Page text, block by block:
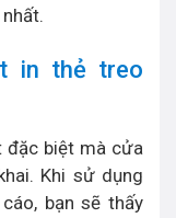
in thẻ treo
đặc biệt mà cửa
Khi sử dụng
bạn sẽ thấy